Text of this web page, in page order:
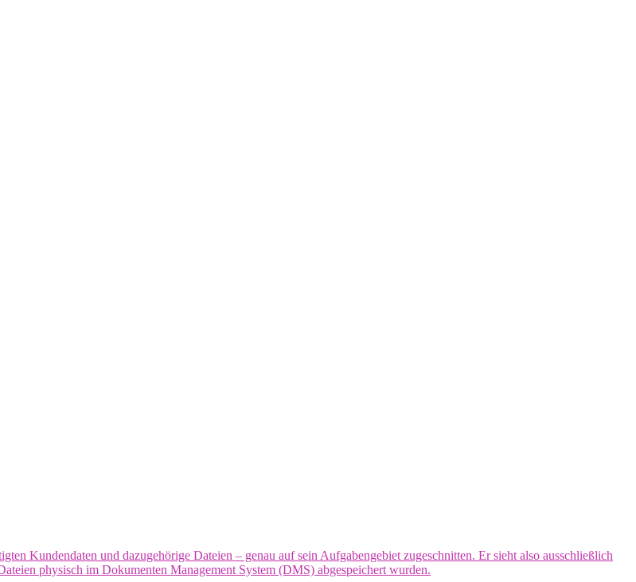
Kundendaten und dazugehörige Dateien – genau auf sein Aufgabengebiet zugeschnitten. Er sieht also ausschließlich
physisch im Dokumenten Management System (DMS) abgespeichert wurden.